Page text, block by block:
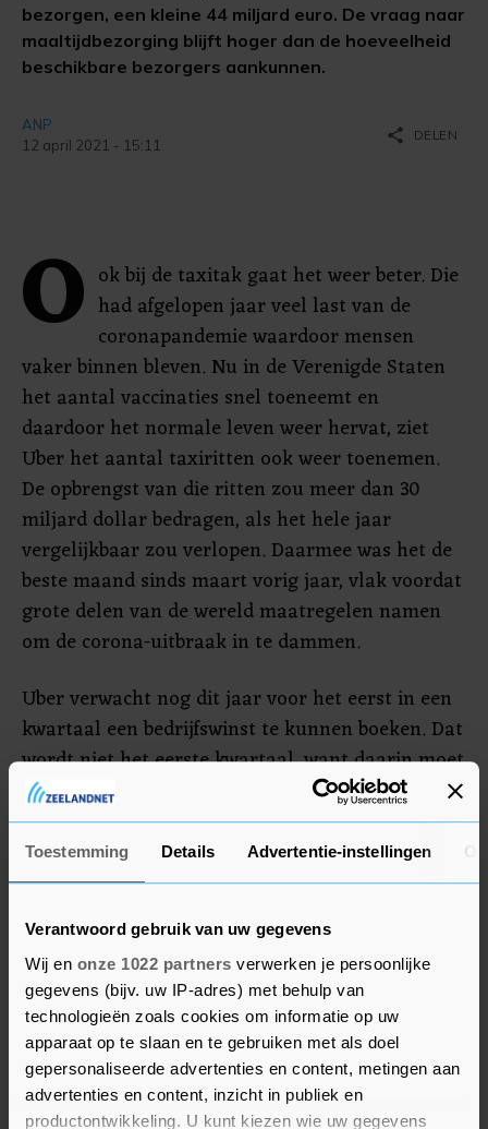
Toestemming Details Advertentie-instellingen
Verantwoord gebruik van uw gegevens
Wij en onze 1022 partners verwerken je persoonlijke
gegevens (bijv. uw IP-adres) met behulp van
technologieën zoals cookies om informatie op uw
apparaat op te slaan en te gebruiken met als doel
gepersonaliseerde advertenties en content, metingen aan
advertenties en content, inzicht in publiek en
productontwikkeling. U kunt kiezen wie uw gegevens
bezorgen, een kleine 44 miljard euro. De vraag naar
maaltijdbezorging blijft hoger dan de hoeveelheid
beschikbare bezorgers aankunnen.
ANP
12 april 2021 - 15:11
share DELEN
O ok bij de taxitak gaat het weer beter. Die
had afgelopen jaar veel last van de
coronapandemie waardoor mensen
vaker binnen bleven. Nu in de Verenigde Staten
het aantal vaccinaties snel toeneemt en
daardoor het normale leven weer hervat, ziet
Uber het aantal taxiritten ook weer toenemen.
De opbrengst van die ritten zou meer dan 30
miljard dollar bedragen, als het hele jaar
vergelijkbaar zou verlopen. Daarmee was het de
beste maand sinds maart vorig jaar, vlak voordat
grote delen van de wereld maatregelen namen
om de corona-uitbraak in te dammen.
Uber verwacht nog dit jaar voor het eerst in een
kwartaal een bedrijfswinst te kunnen boeken. Dat
wordt niet het eerste kwartaal, want daarin moet
het bedrijf flink wat extra kosten maken. Als
gevolg van een gerechtelijke uitspraak in het
Verenigd Koninkrijk, waar het bedrijf al zijn
bestuurders als 'workers' gaat behandelen, moet
meer gaan betalen.